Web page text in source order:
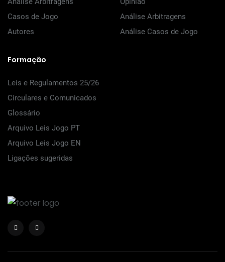
Casos de Jogo
Autores
Análise Arbitragens
Análise Casos de Jogo
Formação
Leis e Regulamentos 25/26
Circulares e Comunicados
Glossário
Arquivo Leis Jogo PT
Arquivo Leis Jogo EN
Ligações sugeridas